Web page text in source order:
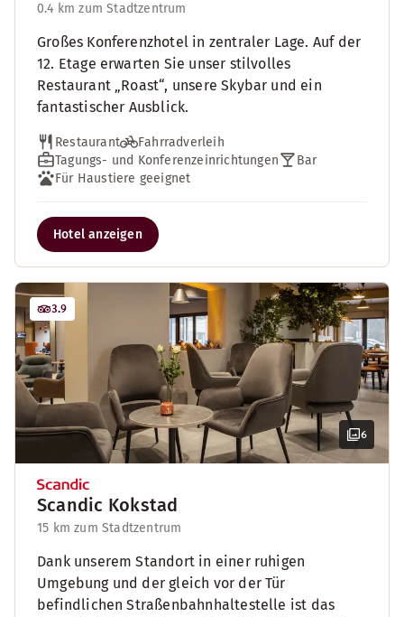
0.4 km zum Stadtzentrum
Großes Konferenzhotel in zentraler Lage. Auf der
12. Etage erwarten Sie unser stilvolles
Restaurant „Roast“, unsere Skybar und ein
fantastischer Ausblick.
Restaurant
Fahrradverleih
Tagungs- und Konferenzeinrichtungen
Bar
Für Haustiere geeignet
Hotel anzeigen
6
3.9
Scandic Kokstad
15 km zum Stadtzentrum
Dank unserem Standort in einer ruhigen
Umgebung und der gleich vor der Tür
befindlichen Straßenbahnhaltestelle ist das